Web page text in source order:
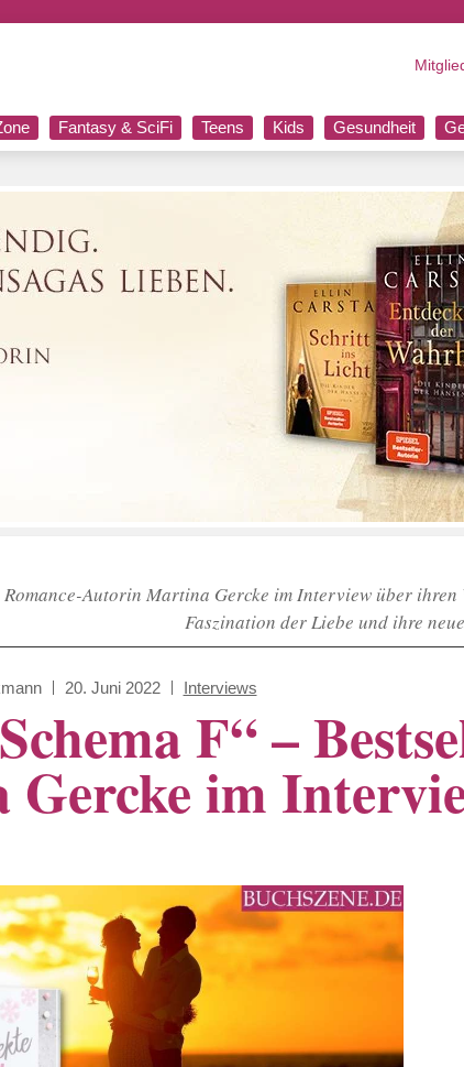
Fantasy & SciFi Teens Kids Gesundheit
Romance-Autorin Martina Gercke im Interview über ihren
Faszination der Liebe und ihre
20. Juni 2022 Interviews
F“ –
im